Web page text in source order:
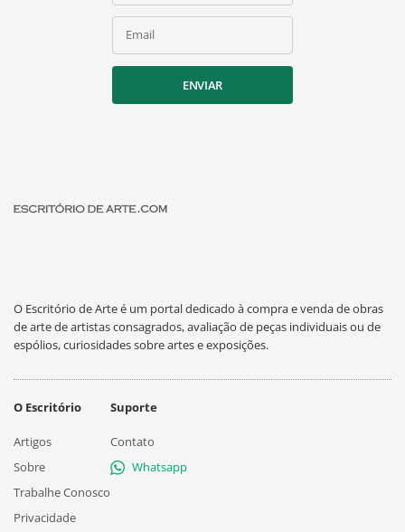
Email
ENVIAR
O Escritório de Arte é um portal dedicado à compra e venda de obras
de arte de artistas consagrados, avaliação de peças individuais ou de
espólios, curiosidades sobre artes e exposições.
O Escritório
Artigos
Sobre
Trabalhe Conosco
Privacidade
Suporte
Contato
Whatsapp